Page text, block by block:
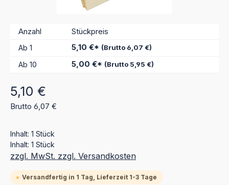
Anzahl Stückpreis
Ab 1 5,10 €* (Brutto 6,07 €)
Ab 10 5,00 €* (Brutto 5,95 €)
Regulärer Preis:
5,10 €
Brutto 6,07 €
Inhalt: 1 Stück
Inhalt: 1 Stück
zzgl. MwSt. zzgl. Versandkosten
Versandfertig in 1 Tag, Lieferzeit 1-3 Tage